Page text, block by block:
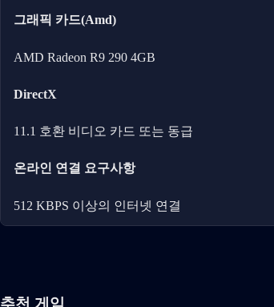
그래픽 카드(Amd)
AMD Radeon R9 290 4GB
DirectX
11.1 호환 비디오 카드 또는 동급
온라인 연결 요구사항
512 KBPS 이상의 인터넷 연결
추천 게임